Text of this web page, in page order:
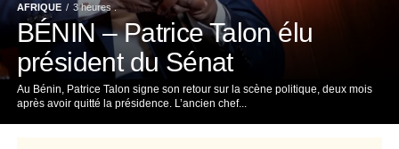
AFRIQUE 3 heures .
BÉNIN – Patrice Talon élu
président du Sénat
Au Bénin, Patrice Talon signe son retour sur la scène politique, deux mois
après avoir quitté la présidence. L’ancien chef...